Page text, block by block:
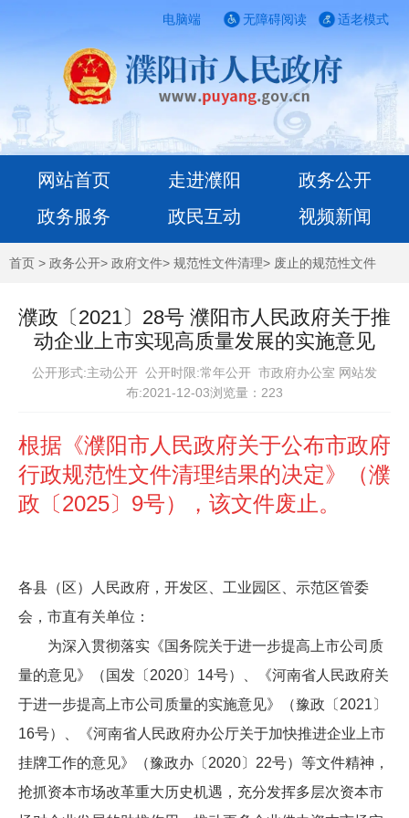
电脑端 适老模式
无障碍阅读
网站首页 走进濮阳
政务公开
政务服务
政民互动 视频新闻
首页 > 政务公开> 政府文件> 规范性文件清理> 废止的规范性文件
濮政〔2021〕28号 濮阳市人民政府关于推
动企业上市实现高质量发展的实施意见
公开形式:主动公开 公开时限:常年公开 市政府办公室 网站发
布:2021-12-03浏览量： 223
根据《濮阳市人民政府关于公布市政府
行政规范性文件清理结果的决定》（濮
政〔2025〕9号），该文件废止。
各县（区）人民政府，开发区、工业园区、示范区管委
会，市直有关单位：
为深入贯彻落实《国务院关于进一步提高上市公司质
量的意见》（国发〔2020〕14号）、《河南省人民政府关
于进一步提高上市公司质量的实施意见》（豫政〔2021〕
16号）、《河南省人民政府办公厅关于加快推进企业上市
挂牌工作的意见》（豫政办〔2020〕22号）等文件精神，
抢抓资本市场改革重大历史机遇，充分发挥多层次资本市